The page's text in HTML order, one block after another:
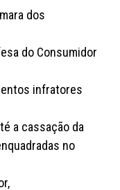
dos
do Consumidor
infratores
a cassação da
no